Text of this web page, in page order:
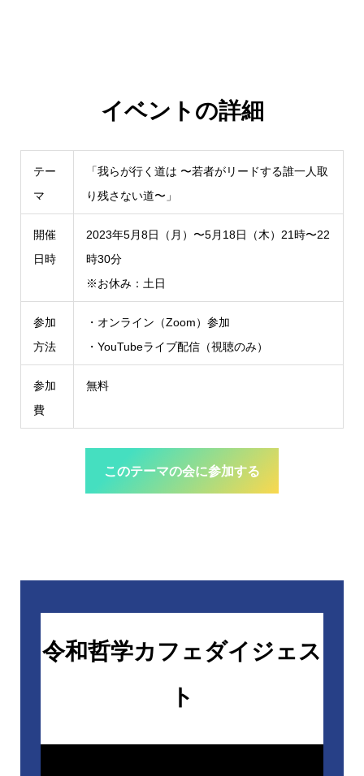
イベントの詳細
テー
マ
「我らが行く道は 〜若者がリードする誰一人取
り残さない道〜」
開催
日時
2023年5月8日（月）〜5月18日（木）21時〜22
時30分
※お休み：土日
参加
方法
・オンライン（Zoom）参加
・YouTubeライブ配信（視聴のみ）
参加
費
無料
このテーマの会に参加する
令和哲学カフェダイジェス
ト